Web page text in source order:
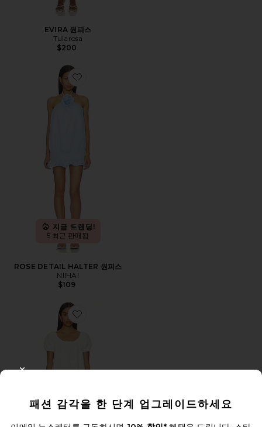
EVIRA 원피스
Tularosa
$200
지금 트렌딩!
5 최근 판매됨
ROSE DETAIL HALTER 원피스
NIIHAI
$109
Favorite CONCA 미니 원피스
패션 감각을 한 단계 업그레이드하세요